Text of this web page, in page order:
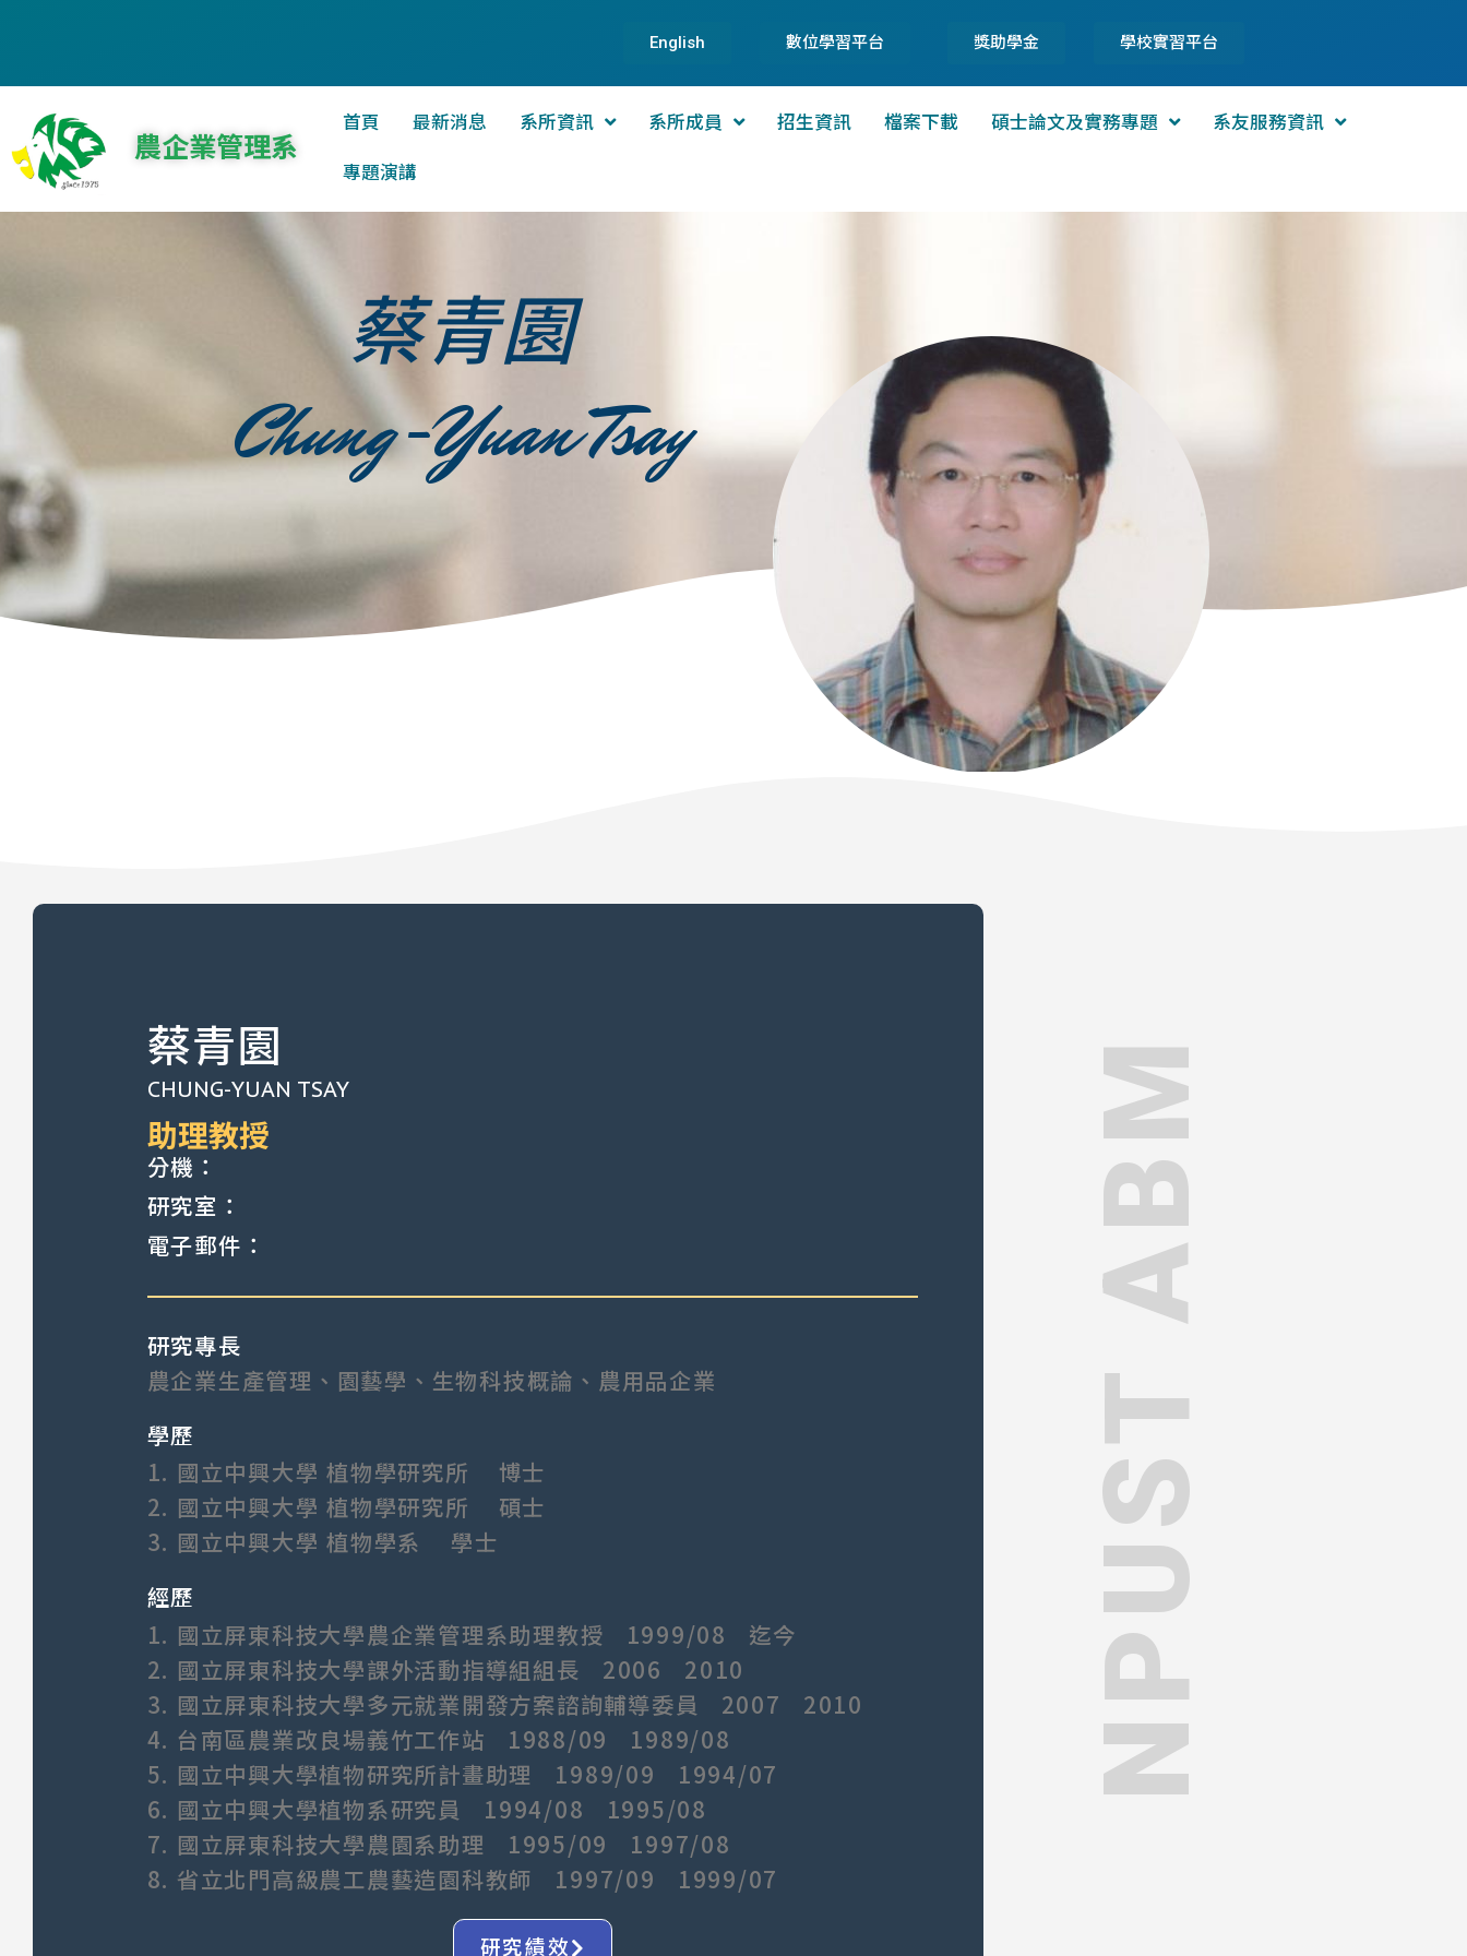
English 數位學習平台 獎助學金 學校實習平台
農企業管理系
首頁 最新消息 系所資訊 系所成員 招生資訊 檔案下載 碩士論文及實務專題 系友服務資訊
專題演講
蔡青園
Chung-Yuan Tsay
蔡青園
CHUNG-YUAN TSAY
助理教授
分機：
研究室：
電子郵件：
研究專長
農企業生產管理、園藝學、生物科技概論、農用品企業
學歷
1. 國立中興大學 植物學研究所 博士
2. 國立中興大學 植物學研究所 碩士
3. 國立中興大學 植物學系 學士
經歷
1. 國立屏東科技大學農企業管理系助理教授 1999/08 迄今
2. 國立屏東科技大學課外活動指導組組長 2006 2010
3. 國立屏東科技大學多元就業開發方案諮詢輔導委員 2007 2010
4. 台南區農業改良場義竹工作站 1988/09 1989/08
5. 國立中興大學植物研究所計畫助理 1989/09 1994/07
6. 國立中興大學植物系研究員 1994/08 1995/08
7. 國立屏東科技大學農園系助理 1995/09 1997/08
8. 省立北門高級農工農藝造園科教師 1997/09 1999/07
研究績效
NPUST ABM